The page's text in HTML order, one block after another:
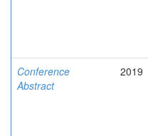
Conference
Abstract
2019